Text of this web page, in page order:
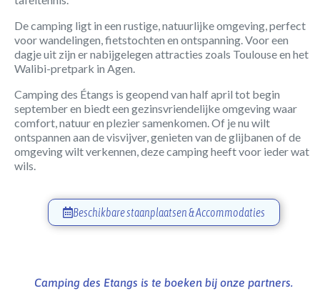
De camping ligt in een rustige, natuurlijke omgeving, perfect
voor wandelingen, fietstochten en ontspanning. Voor een
dagje uit zijn er nabijgelegen attracties zoals Toulouse en het
Walibi-pretpark in Agen.
Camping des Étangs is geopend van half april tot begin
september en biedt een gezinsvriendelijke omgeving waar
comfort, natuur en plezier samenkomen. Of je nu wilt
ontspannen aan de visvijver, genieten van de glijbanen of de
omgeving wilt verkennen, deze camping heeft voor ieder wat
wils.
Beschikbare staanplaatsen & Accommodaties
Camping des Etangs is te boeken bij onze partners.